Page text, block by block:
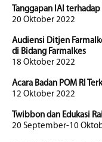
Tanggapan IAI
20 Oktober 2022
Audiensi Ditjen
di Bidang Farmalkes
18 Oktober 2022
Acara Badan POM RI
12 Oktober 2022
Twibbon dan Edukasi
20 September-10